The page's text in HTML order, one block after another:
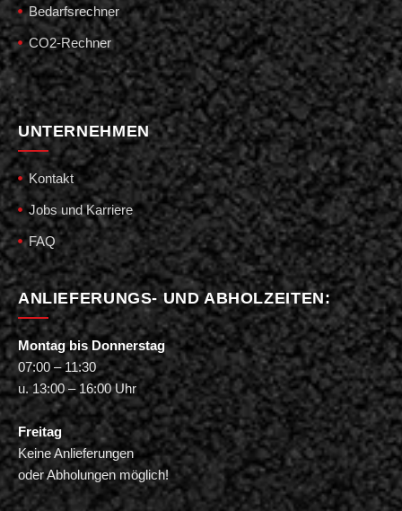
Bedarfsrechner
CO2-Rechner
UNTERNEHMEN
Kontakt
Jobs und Karriere
FAQ
ANLIEFERUNGS- UND ABHOLZEITEN:
Montag bis Donnerstag
07:00 – 11:30
u. 13:00 – 16:00 Uhr
Freitag
Keine Anlieferungen
oder Abholungen möglich!